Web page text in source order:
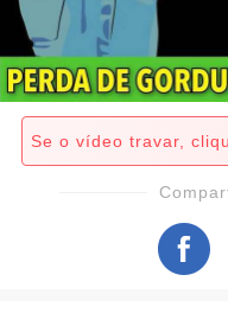
Se o vídeo travar,